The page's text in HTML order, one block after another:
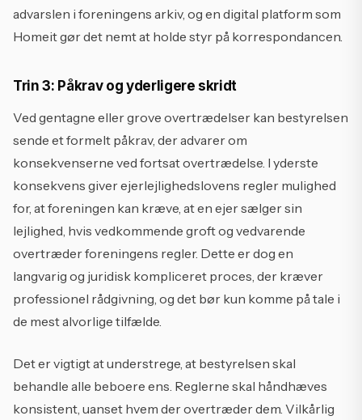
advarslen i foreningens arkiv, og en digital platform som
Homeit gør det nemt at holde styr på korrespondancen.
Trin 3: Påkrav og yderligere skridt
Ved gentagne eller grove overtrædelser kan bestyrelsen
sende et formelt påkrav, der advarer om
konsekvenserne ved fortsat overtrædelse. I yderste
konsekvens giver ejerlejlighedslovens regler mulighed
for, at foreningen kan kræve, at en ejer sælger sin
lejlighed, hvis vedkommende groft og vedvarende
overtræder foreningens regler. Dette er dog en
langvarig og juridisk kompliceret proces, der kræver
professionel rådgivning, og det bør kun komme på tale i
de mest alvorlige tilfælde.
Det er vigtigt at understrege, at bestyrelsen skal
behandle alle beboere ens. Reglerne skal håndhæves
konsistent, uanset hvem der overtræder dem. Vilkårlig